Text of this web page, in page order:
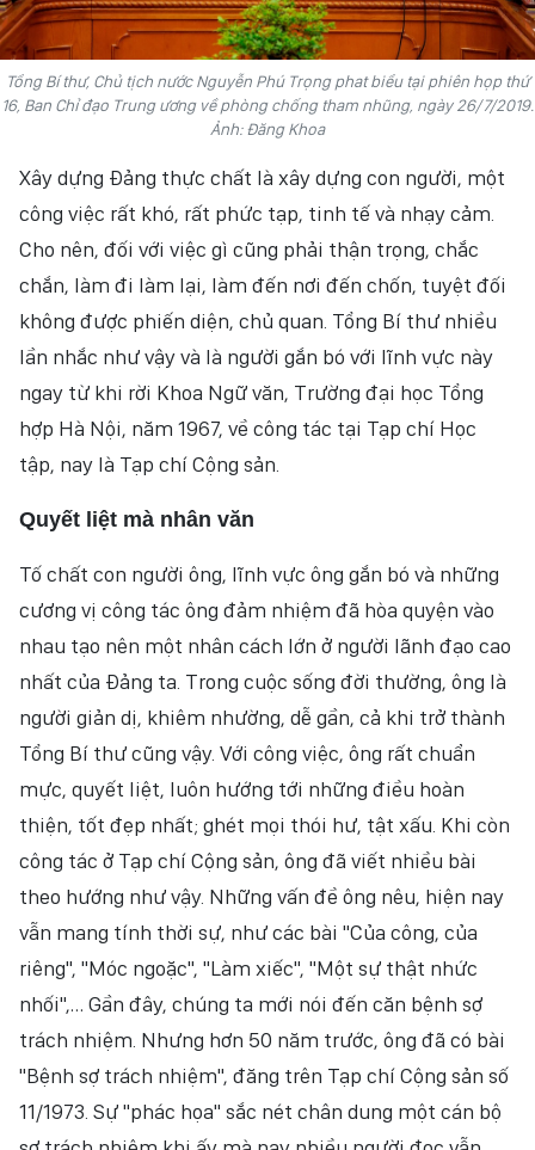
KHOA HỌC - GIÁO DỤC
NHÂN DÂN ĐIỆN TỬ
NHÂN DÂN HẰNG THÁNG
BÁO THỜI NAY
Tổng Bí thư, Chủ tịch nước Nguyễn Phú Trọng phat biểu tại phiên họp thứ
16, Ban Chỉ đạo Trung ương về phòng chống tham nhũng, ngày 26/7/2019.
Ảnh: Đăng Khoa
Xây dựng Đảng thực chất là xây dựng con người, một
công việc rất khó, rất phức tạp, tinh tế và nhạy cảm.
Cho nên, đối với việc gì cũng phải thận trọng, chắc
chắn, làm đi làm lại, làm đến nơi đến chốn, tuyệt đối
không được phiến diện, chủ quan. Tổng Bí thư nhiều
lần nhắc như vậy và là người gắn bó với lĩnh vực này
ngay từ khi rời Khoa Ngữ văn, Trường đại học Tổng
hợp Hà Nội, năm 1967, về công tác tại Tạp chí Học
tập, nay là Tạp chí Cộng sản.
Quyết liệt mà nhân văn
Tố chất con người ông, lĩnh vực ông gắn bó và những
cương vị công tác ông đảm nhiệm đã hòa quyện vào
nhau tạo nên một nhân cách lớn ở người lãnh đạo cao
nhất của Đảng ta. Trong cuộc sống đời thường, ông là
người giản dị, khiêm nhường, dễ gần, cả khi trở thành
Tổng Bí thư cũng vậy. Với công việc, ông rất chuẩn
mực, quyết liệt, luôn hướng tới những điều hoàn
thiện, tốt đẹp nhất; ghét mọi thói hư, tật xấu. Khi còn
công tác ở Tạp chí Cộng sản, ông đã viết nhiều bài
theo hướng như vậy. Những vấn đề ông nêu, hiện nay
vẫn mang tính thời sự, như các bài "Của công, của
riêng", "Móc ngoặc", "Làm xiếc", "Một sự thật nhức
nhối",… Gần đây, chúng ta mới nói đến căn bệnh sợ
trách nhiệm. Nhưng hơn 50 năm trước, ông đã có bài
"Bệnh sợ trách nhiệm", đăng trên Tạp chí Cộng sản số
11/1973. Sự "phác họa" sắc nét chân dung một cán bộ